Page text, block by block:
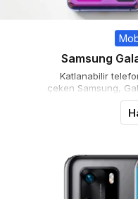
Samsung
Katlanabilir
çeken Samsung,